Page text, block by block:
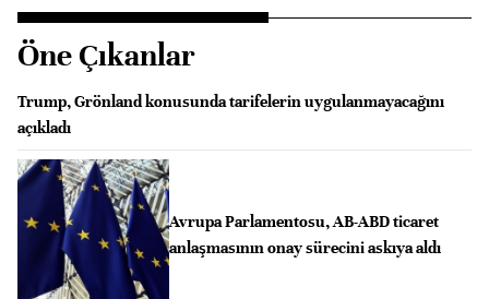
Öne Çıkanlar
Trump, Grönland konusunda tarifelerin uygulanmayacağını
açıkladı
Avrupa Parlamentosu, AB-ABD ticaret
anlaşmasının onay sürecini askıya aldı